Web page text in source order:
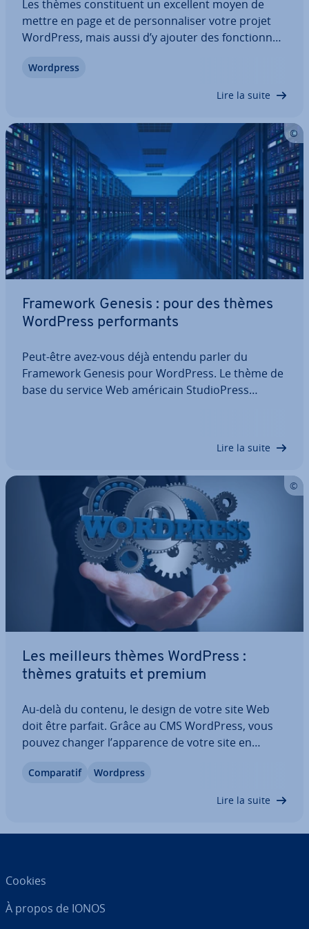
Les thèmes cons­ti­tuent un excellent moyen de
mettre en page et de per­son­na­li­ser votre projet
WordPress, mais aussi d’y ajouter des fonc­tion­na­
besoin de con­nais­sances en pro­gram­ma­tion. La
Wordpress
Lire la suite
Framework Genesis : pour des thèmes
WordPress per­for­mants
Peut-être avez-vous déjà entendu parler du
Framework Genesis pour WordPress. Le thème de
base du service Web américain Stu­dio­Press
Lire la suite
Les meilleurs thèmes WordPress :
thèmes gratuits et premium
Au-delà du contenu, le design de votre site Web
doit être parfait. Grâce au CMS WordPress, vous
pouvez changer l’apparence de votre site en
avec les bons thèmes WordPress. Comme de
Com­pa­ra­tif Wordpress
Lire la suite
Cookies
À propos de IONOS